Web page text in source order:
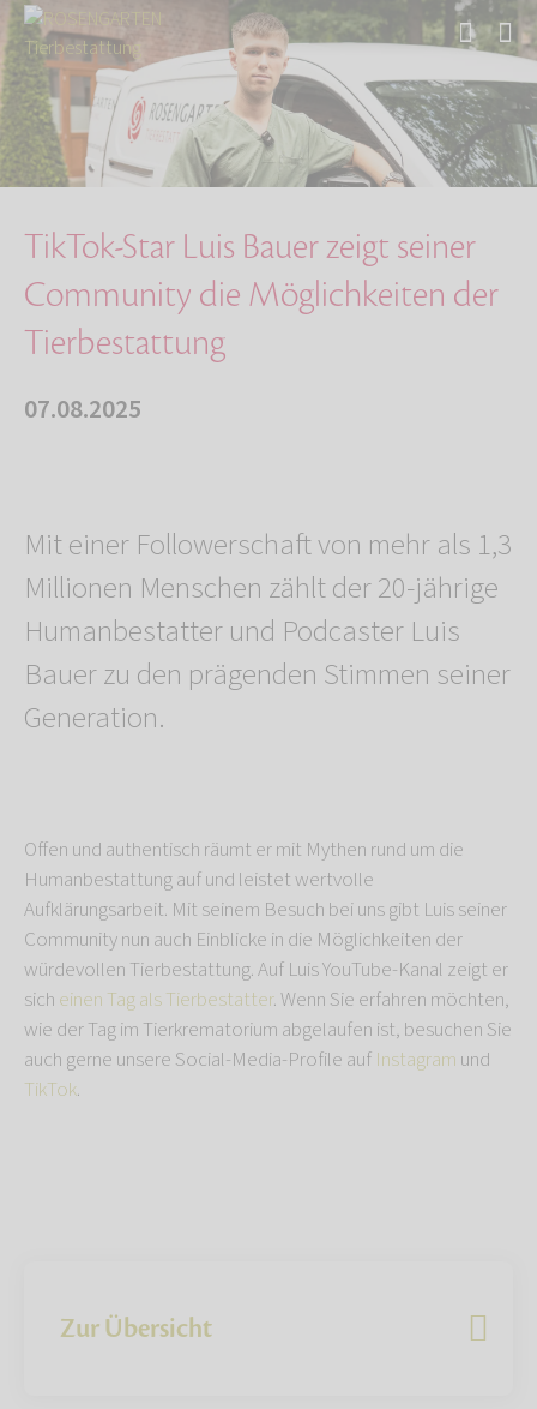
Start Über uns
Aktuelles
TikTok-Star Luis Bauer zeigt seiner Community…
TikTok-Star Luis Bauer zeigt seiner
Community die Möglichkeiten der
Tierbestattung
07.08.2025
Mit einer Followerschaft von mehr als 1,3
Millionen Menschen zählt der 20-jährige
Humanbestatter und Podcaster Luis
Bauer zu den prägenden Stimmen seiner
Generation.
Offen und authentisch räumt er mit Mythen rund um die
Humanbestattung auf und leistet wertvolle
Aufklärungsarbeit. Mit seinem Besuch bei uns gibt Luis seiner
Community nun auch Einblicke in die Möglichkeiten der
würdevollen Tierbestattung. Auf Luis YouTube-Kanal zeigt er
sich einen Tag als Tierbestatter. Wenn Sie erfahren möchten,
wie der Tag im Tierkrematorium abgelaufen ist, besuchen Sie
auch gerne unsere Social-Media-Profile auf Instagram und
TikTok.
Zur Übersicht